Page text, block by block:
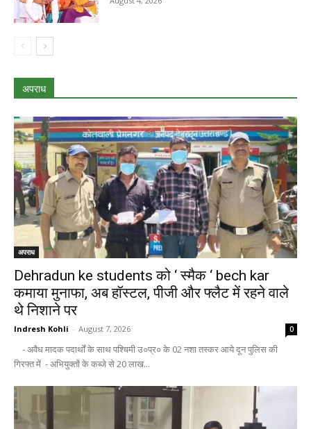
अपराध
अपराध
Dehradun ke students को ‘ स्मैक ‘ bech kar
कमाया मुनाफा, अब हॉस्टल, पीजी और फ्लैट में रहने वाले
थे निशाने पर
Indresh Kohli - August 7, 2026 0
- अवैध मादक पदार्थों के साथ पश्चिमी उ०प्र० के 02 नशा तस्कर आये दून पुलिस की
गिरफ्त में - अभियुक्तों के कब्जे से 20 लाख...